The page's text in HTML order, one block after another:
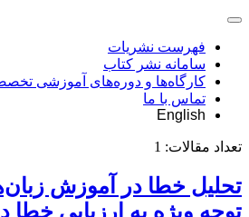
فهرست نشریات
سامانه نشر کتاب
کارگاه‌ها و دوره‌های آموزشی
تماس با ما
English
تعداد مقالات: 1
تحلیل خطا در آموزش
توجه ویژه به ارزیابی